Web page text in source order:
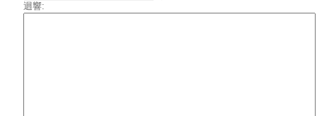
迴響: